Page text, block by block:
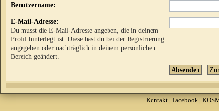
Benutzername:
E-Mail-Adresse:
Du musst die E-Mail-Adresse angeben, die in deinem
Profil hinterlegt ist. Diese hast du bei der Registrierung
angegeben oder nachträglich in deinem persönlichen
Bereich geändert.
Kontakt| Facebook |